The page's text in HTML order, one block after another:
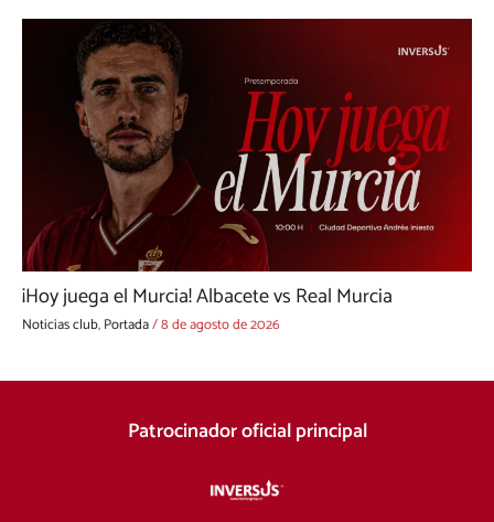
¡Hoy juega el Murcia! Albacete vs Real Murcia
Noticias club,Portada/8 de agosto de 2026
Patrocinador oficial principal